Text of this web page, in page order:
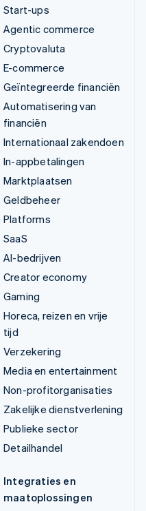
Start-ups
Agentic commerce
Cryptovaluta
E-commerce
Geïntegreerde financiën
Automatisering van
financiën
Internationaal zakendoen
In-appbetalingen
Marktplaatsen
Geldbeheer
Platforms
SaaS
AI-bedrijven
Creator economy
Gaming
Horeca, reizen en vrije
tijd
Verzekering
Media en entertainment
Non-profitorganisaties
Zakelijke dienstverlening
Publieke sector
Detailhandel
Integraties en
maatoplossingen